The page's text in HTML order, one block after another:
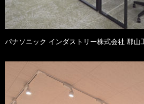
パナソニック インダストリー株式会社 郡山